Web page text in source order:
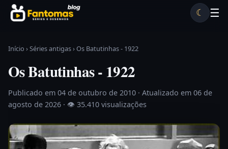
Pular para o conteúdo
☰
☾
Início ›Séries antigas›Os Batutinhas - 1922
Os Batutinhas - 1922
Publicado em 04 de outubro de 2010 · Atualizado em 06 de
agosto de 2026 · 👁 35.410 visualizações